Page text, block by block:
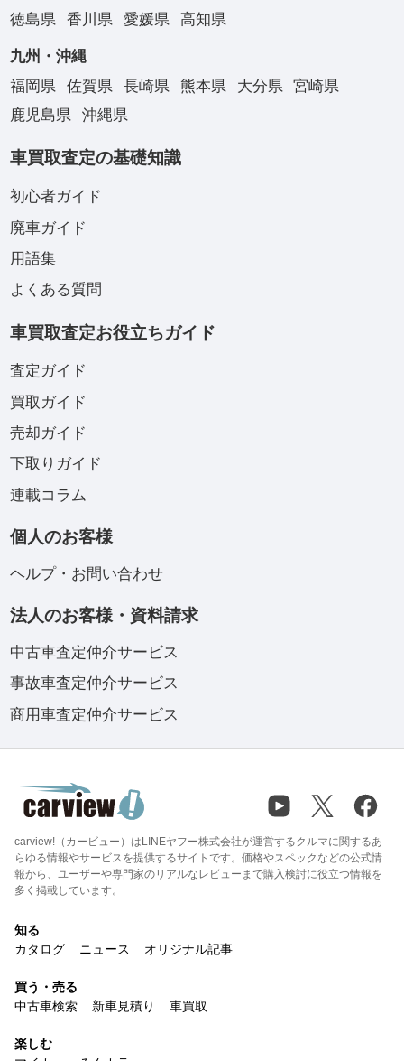
徳島県
香川県 愛媛県 高知県
九州・沖縄
福岡県
佐賀県 長崎県 熊本県 大分県
宮崎県
鹿児島県
沖縄県
車買取査定の基礎知識
初心者ガイド
廃車ガイド
用語集
よくある質問
車買取査定お役立ちガイド
査定ガイド
買取ガイド
売却ガイド
下取りガイド
連載コラム
個人のお客様
ヘルプ・お問い合わせ
法人のお客様・資料請求
中古車査定仲介サービス
事故車査定仲介サービス
商用車査定仲介サービス
carview!（カービュー）はLINEヤフー株式会社が運営するクルマに関するあ
らゆる情報やサービスを提供するサイトです。価格やスペックなどの公式情
報から、ユーザーや専門家のリアルなレビューまで購入検討に役立つ情報を
多く掲載しています。
知る
カタログ
ニュース オリジナル記事
買う・売る
中古車検索
新車見積り 車買取
楽しむ